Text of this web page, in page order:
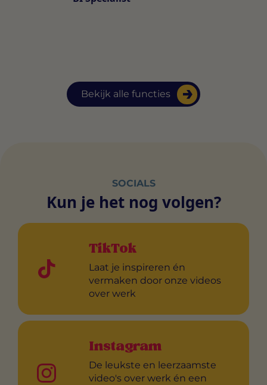
Bekijk alle functies
SOCIALS
Kun je het nog volgen?
TikTok
Laat je inspireren én
vermaken door onze videos
over werk
Instagram
De leukste en leerzaamste
video's over werk én een